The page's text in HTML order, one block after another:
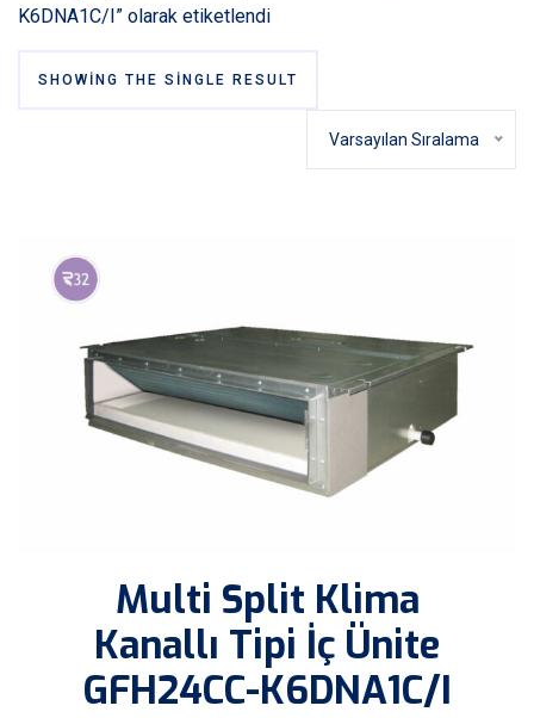
K6DNA1C/I” olarak etiketlendi
SHOWING THE SINGLE RESULT
Varsayılan Sıralama
Multi Split Klima
Kanallı Tipi İç Ünite
GFH24CC-K6DNA1C/I